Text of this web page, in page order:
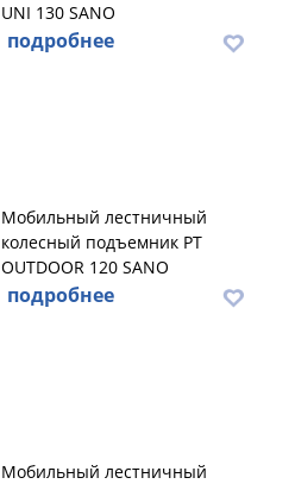
UNI 130 SANO
подробнее
Мобильный лестничный
колесный подъемник PT
OUTDOOR 120 SANO
подробнее
Мобильный лестничный